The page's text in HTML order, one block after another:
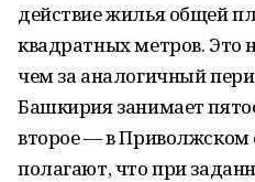
действие жилья общей
квадратных метров. Это
чем за аналогичный
Башкирия занимает
второе — в Приволжском
полагают, что при